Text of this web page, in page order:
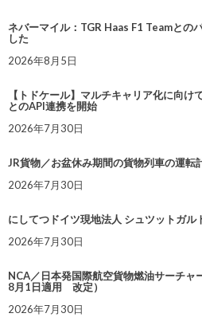
ネバーマイル：TGR Haas F1 Teamとの
した
2026年8月5日
【トドケール】マルチキャリア化に向
とのAPI連携を開始
2026年7月30日
JR貨物／お盆休み期間の貨物列車の運転
2026年7月30日
にしてつドイツ現地法人 シュツットガル
2026年7月30日
NCA／日本発国際航空貨物燃油サーチ
8月1日適用 改定）
2026年7月30日